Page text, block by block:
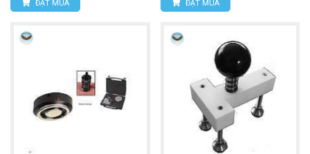
ĐẶT MUA ĐẶT MUA